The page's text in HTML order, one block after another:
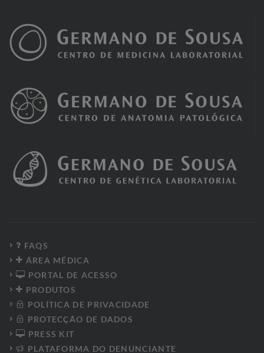
FAQS
ÁREA MÉDICA
PORTAL DE ACESSO
PRODUTOS
POLÍTICA DE PRIVACIDADE
PROTECÇÃO DE DADOS
PRESS KIT
PLATAFORMA DO DENUNCIANTE